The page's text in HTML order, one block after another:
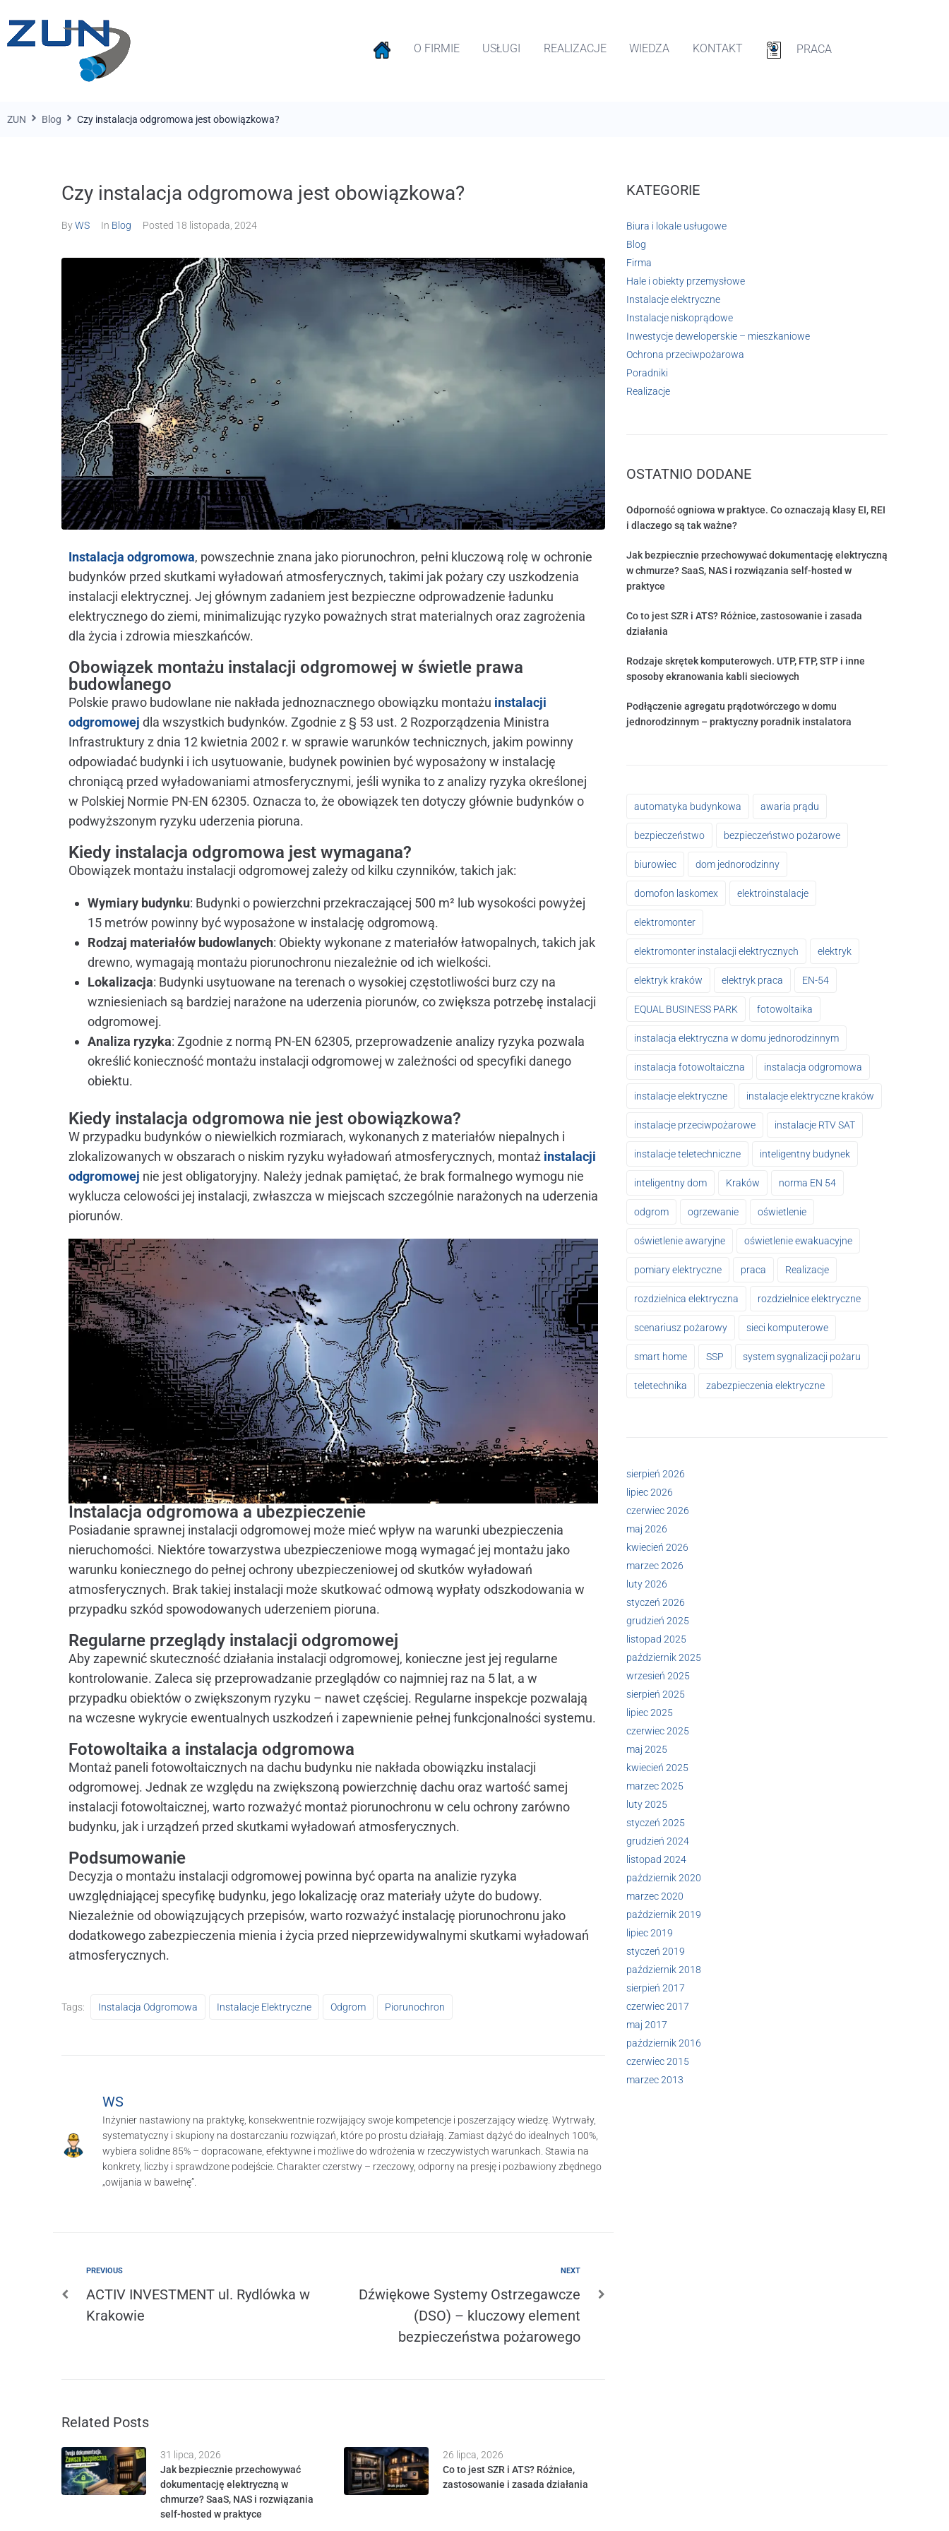
O FIRMIE USŁUGI REALIZACJE WIEDZA KONTAKT PRACA
ZUN Blog Czy instalacja odgromowa jest obowiązkowa?
Czy instalacja odgromowa jest obowiązkowa?
ByWS In Blog Posted 18 listopada, 2024
Instalacja odgromowa, powszechnie znana jako piorunochron, pełni kluczową rolę w ochronie
budynków przed skutkami wyładowań atmosferycznych, takimi jak pożary czy uszkodzenia
instalacji elektrycznej. Jej głównym zadaniem jest bezpieczne odprowadzenie ładunku
elektrycznego do ziemi, minimalizując ryzyko poważnych strat materialnych oraz zagrożenia
dla życia i zdrowia mieszkańców.
Obowiązek montażu instalacji odgromowej w świetle prawa
budowlanego
Polskie prawo budowlane nie nakłada jednoznacznego obowiązku montażu instalacji
odgromowej dla wszystkich budynków. Zgodnie z § 53 ust. 2 Rozporządzenia Ministra
Infrastruktury z dnia 12 kwietnia 2002 r. w sprawie warunków technicznych, jakim powinny
odpowiadać budynki i ich usytuowanie, budynek powinien być wyposażony w instalację
chroniącą przed wyładowaniami atmosferycznymi, jeśli wynika to z analizy ryzyka określonej
w Polskiej Normie PN-EN 62305. Oznacza to, że obowiązek ten dotyczy głównie budynków o
podwyższonym ryzyku uderzenia pioruna.
Kiedy instalacja odgromowa jest wymagana?
Obowiązek montażu instalacji odgromowej zależy od kilku czynników, takich jak:
Wymiary budynku: Budynki o powierzchni przekraczającej 500 m² lub wysokości powyżej
15 metrów powinny być wyposażone w instalację odgromową.
Rodzaj materiałów budowlanych: Obiekty wykonane z materiałów łatwopalnych, takich jak
drewno, wymagają montażu piorunochronu niezależnie od ich wielkości.
Lokalizacja: Budynki usytuowane na terenach o wysokiej częstotliwości burz czy na
wzniesieniach są bardziej narażone na uderzenia piorunów, co zwiększa potrzebę instalacji
odgromowej.
Analiza ryzyka: Zgodnie z normą PN-EN 62305, przeprowadzenie analizy ryzyka pozwala
określić konieczność montażu instalacji odgromowej w zależności od specyfiki danego
obiektu.
Kiedy instalacja odgromowa nie jest obowiązkowa?
W przypadku budynków o niewielkich rozmiarach, wykonanych z materiałów niepalnych i
zlokalizowanych w obszarach o niskim ryzyku wyładowań atmosferycznych, montaż instalacji
odgromowej nie jest obligatoryjny. Należy jednak pamiętać, że brak formalnego wymogu nie
wyklucza celowości jej instalacji, zwłaszcza w miejscach szczególnie narażonych na uderzenia
piorunów.
Instalacja odgromowa a ubezpieczenie
Posiadanie sprawnej instalacji odgromowej może mieć wpływ na warunki ubezpieczenia
nieruchomości. Niektóre towarzystwa ubezpieczeniowe mogą wymagać jej montażu jako
warunku koniecznego do pełnej ochrony ubezpieczeniowej od skutków wyładowań
atmosferycznych. Brak takiej instalacji może skutkować odmową wypłaty odszkodowania w
przypadku szkód spowodowanych uderzeniem pioruna.
Regularne przeglądy instalacji odgromowej
Aby zapewnić skuteczność działania instalacji odgromowej, konieczne jest jej regularne
kontrolowanie. Zaleca się przeprowadzanie przeglądów co najmniej raz na 5 lat, a w
przypadku obiektów o zwiększonym ryzyku – nawet częściej. Regularne inspekcje pozwalają
na wczesne wykrycie ewentualnych uszkodzeń i zapewnienie pełnej funkcjonalności systemu.
Fotowoltaika a instalacja odgromowa
Montaż paneli fotowoltaicznych na dachu budynku nie nakłada obowiązku instalacji
odgromowej. Jednak ze względu na zwiększoną powierzchnię dachu oraz wartość samej
instalacji fotowoltaicznej, warto rozważyć montaż piorunochronu w celu ochrony zarówno
budynku, jak i urządzeń przed skutkami wyładowań atmosferycznych.
Podsumowanie
Decyzja o montażu instalacji odgromowej powinna być oparta na analizie ryzyka
uwzględniającej specyfikę budynku, jego lokalizację oraz materiały użyte do budowy.
Niezależnie od obowiązujących przepisów, warto rozważyć instalację piorunochronu jako
dodatkowego zabezpieczenia mienia i życia przed nieprzewidywalnymi skutkami wyładowań
atmosferycznych.
Tags: Instalacja Odgromowa Instalacje Elektryczne Odgrom Piorunochron
WS
Inżynier nastawiony na praktykę, konsekwentnie rozwijający swoje kompetencje i poszerzający wiedzę. Wytrwały,
systematyczny i skupiony na dostarczaniu rozwiązań, które po prostu działają. Zamiast dążyć do idealnych 100%,
wybiera solidne 85% – dopracowane, efektywne i możliwe do wdrożenia w rzeczywistych warunkach. Stawia na
konkrety, liczby i sprawdzone podejście. Charakter czerstwy – rzeczowy, odporny na presję i pozbawiony zbędnego
„owijania w bawełnę”.
PREVIOUS
ACTIV INVESTMENT ul. Rydlówka w
Krakowie
NEXT
Dźwiękowe Systemy Ostrzegawcze
(DSO) – kluczowy element
bezpieczeństwa pożarowego
Related Posts
31 lipca, 2026
Jak bezpiecznie przechowywać
dokumentację elektryczną w
chmurze? SaaS, NAS i rozwiązania
self-hosted w praktyce
26 lipca, 2026
Co to jest SZR i ATS? Różnice,
zastosowanie i zasada działania
KATEGORIE
Biura i lokale usługowe
Blog
Firma
Hale i obiekty przemysłowe
Instalacje elektryczne
Instalacje niskoprądowe
Inwestycje deweloperskie – mieszkaniowe
Ochrona przeciwpożarowa
Poradniki
Realizacje
OSTATNIO DODANE
Odporność ogniowa w praktyce. Co oznaczają klasy EI, REI
i dlaczego są tak ważne?
Jak bezpiecznie przechowywać dokumentację elektryczną
w chmurze? SaaS, NAS i rozwiązania self-hosted w
praktyce
Co to jest SZR i ATS? Różnice, zastosowanie i zasada
działania
Rodzaje skrętek komputerowych. UTP, FTP, STP i inne
sposoby ekranowania kabli sieciowych
Podłączenie agregatu prądotwórczego w domu
jednorodzinnym – praktyczny poradnik instalatora
automatyka budynkowa awaria prądu
bezpieczeństwo bezpieczeństwo pożarowe
biurowiec dom jednorodzinny
domofon laskomex elektroinstalacje
elektromonter
elektromonter instalacji elektrycznych elektryk
elektryk kraków elektryk praca EN-54
EQUAL BUSINESS PARK fotowoltaika
instalacja elektryczna w domu jednorodzinnym
instalacja fotowoltaiczna instalacja odgromowa
instalacje elektryczne instalacje elektryczne kraków
instalacje przeciwpożarowe instalacje RTV SAT
instalacje teletechniczne inteligentny budynek
inteligentny dom Kraków norma EN 54
odgrom ogrzewanie oświetlenie
oświetlenie awaryjne oświetlenie ewakuacyjne
pomiary elektryczne praca Realizacje
rozdzielnica elektryczna rozdzielnice elektryczne
scenariusz pożarowy sieci komputerowe
smart home SSP system sygnalizacji pożaru
teletechnika zabezpieczenia elektryczne
sierpień 2026
lipiec 2026
czerwiec 2026
maj 2026
kwiecień 2026
marzec 2026
luty 2026
styczeń 2026
grudzień 2025
listopad 2025
październik 2025
wrzesień 2025
sierpień 2025
lipiec 2025
czerwiec 2025
maj 2025
kwiecień 2025
marzec 2025
luty 2025
styczeń 2025
grudzień 2024
listopad 2024
październik 2020
marzec 2020
październik 2019
lipiec 2019
styczeń 2019
październik 2018
sierpień 2017
czerwiec 2017
maj 2017
październik 2016
czerwiec 2015
marzec 2013